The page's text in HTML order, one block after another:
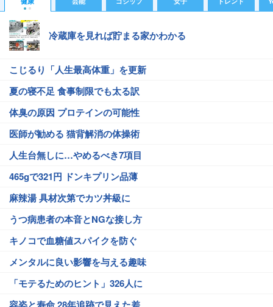
冷蔵庫を見れば貯まる家かわかる
こじるり「人生最高体重」を更新
夏の寝不足 食事制限でも太る訳
体臭の原因 プロテインの可能性
医師が勧める 猫背解消の体操術
人生台無しに…やめるべき7項目
465gで321円 ドンキプリン品薄
麻辣湯 具材次第でカツ丼級に
うつ病患者の本音とNGな接し方
キノコで血糖値スパイクを防ぐ
メンタルに良い影響を与える趣味
「モテるためのヒント」326人に
容姿と寿命 28年追跡で見えた差